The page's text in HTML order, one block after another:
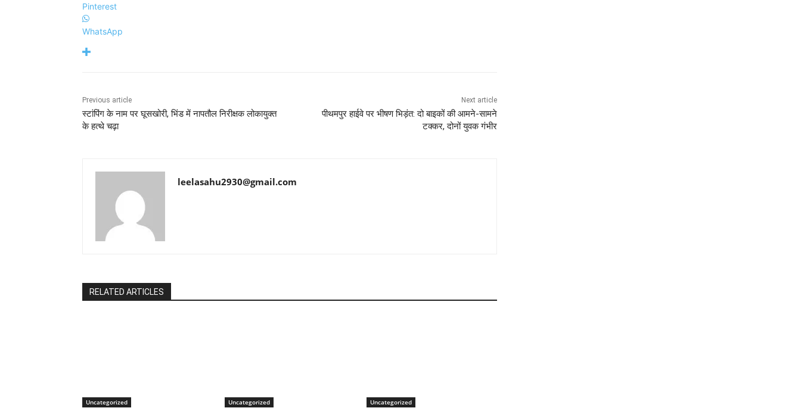
Pinterest
WhatsApp
Previous article
स्टांपिंग के नाम पर घूसखोरी, भिंड में नापतौल निरीक्षक लोकायुक्त
के हत्थे चढ़ा
Next article
पीथमपुर हाईवे पर भीषण भिड़ंत: दो बाइकों की आमने-सामने
टक्कर, दोनों युवक गंभीर
leelasahu2930@gmail.com
RELATED ARTICLES
Uncategorized Uncategorized Uncategorized